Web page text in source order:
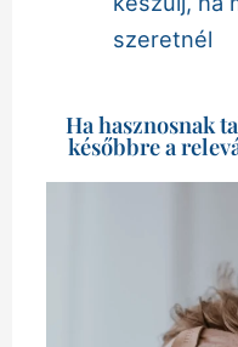
szeretnél
Ha hasznosnak
későbbre a